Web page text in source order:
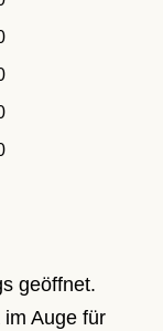
geöffnet.
Auge für